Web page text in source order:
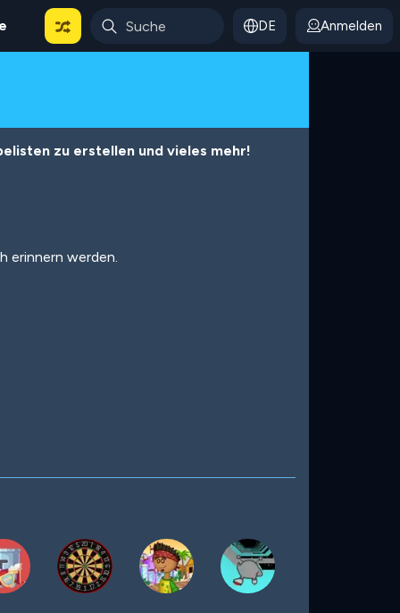
DE Anmelden
zu erstellen und vieles mehr!
erinnern werden.